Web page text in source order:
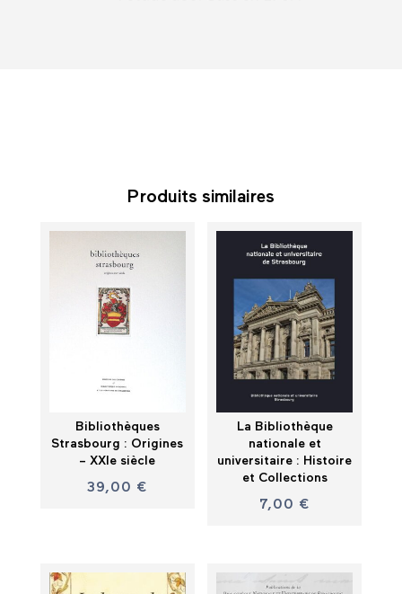
Produits similaires
Bibliothèques
Strasbourg : Origines
– XXIe siècle
39,00 €
La Bibliothèque
nationale et
universitaire : Histoire
et Collections
7,00 €